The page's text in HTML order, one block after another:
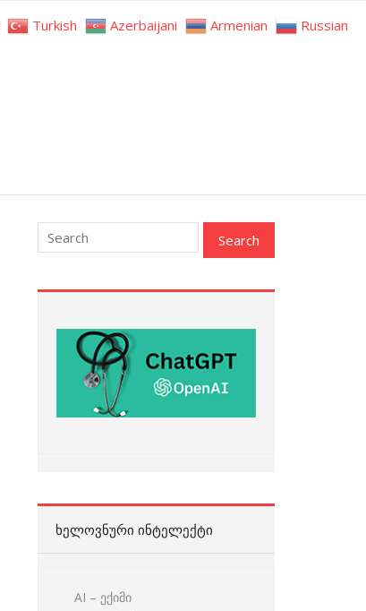
ᲮᲔᲚᲝᲕᲜᲣᲠᲘ ᲘᲜᲢᲔᲚᲔᲥᲢᲘ
AI – ექიმი
Turkish Azerbaijani Armenian Russian